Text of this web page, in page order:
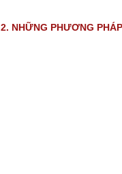
2. NHỮNG PHƯƠNG